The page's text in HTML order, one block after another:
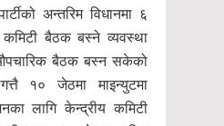
अन्तरिम विधानमा ६
कमिटी बैठक बस्ने व्यवस्था
बैठक बस्न सकेको
१० जेठमा माइन्युटमा
लागि केन्द्रीय कमिटी